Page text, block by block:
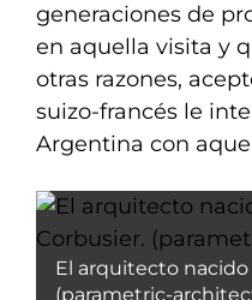
generaciones de
en aquella visita y
otras razones,
suizo-francés le
Argentina con
El arquitecto nacido
(parametric-